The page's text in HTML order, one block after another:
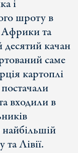
і
шроту в
Африки та
качан
саме
картоплі
входили в
найбільшій
Лівії.